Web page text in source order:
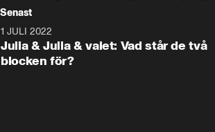
sig.
Nu får de svar i Aftonbladets
& valet”"
Senast
1 JULI 2022
Julia & Julia & valet: Vad står de två
blocken för?